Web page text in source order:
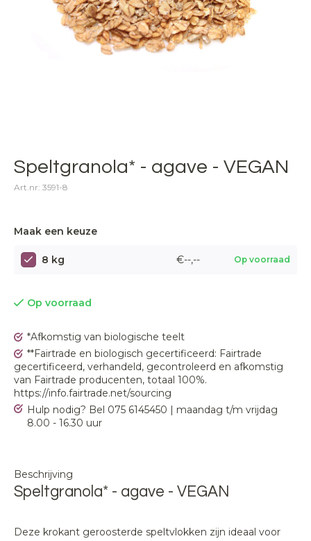
Speltgranola* - agave - VEGAN
Art.nr: 3591-8
Maak een keuze
8 kg €--,-- Op voorraad
Op voorraad
*Afkomstig van biologische teelt
**Fairtrade en biologisch gecertificeerd: Fairtrade
gecertificeerd, verhandeld, gecontroleerd en afkomstig
van Fairtrade producenten, totaal 100%.
https://info.fairtrade.net/sourcing
Hulp nodig? Bel 075 6145450 | maandag t/m vrijdag
8.00 - 16.30 uur
Beschrijving
Speltgranola* - agave - VEGAN
Deze krokant geroosterde speltvlokken zijn ideaal voor